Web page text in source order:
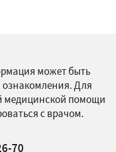
может быть
ознакомления. Для
медицинской помощи
с врачом.
70